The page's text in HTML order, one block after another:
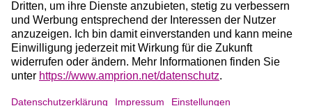
KONTAKT
Amprion GmbH
Robert-Schuman-Straße 7